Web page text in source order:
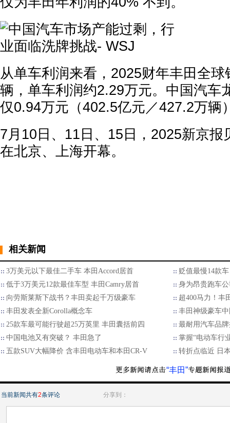
从单车利润来看，2025财年丰田全
辆，单车利润约2.29万元。中国汽车
仅0.94万元（402.5亿元／427.2万辆
7月10日、11日、15日，2025新京报
在北京、上海开幕。
相关新闻
3万美元以下最佳二手车 本田Accord居首
贬值最慢14款
低于3万美元12款最佳车型 丰田Camry居首
身为昂贵跑车
向劳斯莱斯下战书？丰田卖起千万级豪车
超400马力！丰
丰田发表全新Corolla概念车
丰田神级豪车
25款车最可能行驶超25万英里 丰田囊括前四
最耐用汽车品
中国电池又有突破？ 丰田急了
掌握“电动车行
五款SUV大幅降价 含丰田电动车和本田CR-V
转折点临近 日
“丰田”
当前新闻共有2条评论 分享到：